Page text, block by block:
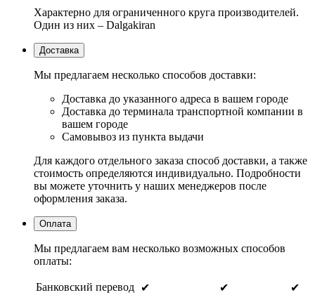
Характерно для ограниченного круга производителей.
Один из них – Dalgakiran
Доставка
Мы предлагаем несколько способов доставки:
Доставка до указанного адреса в вашем городе
Доставка до терминала транспортной компании в
вашем городе
Самовывоз из пункта выдачи
Для каждого отдельного заказа способ доставки, а также
стоимость определяются индивидуально. Подробности
вы можете уточнить у наших менеджеров после
оформления заказа.
Оплата
Мы предлагаем вам несколько возможных способов
оплаты:
Банковский перевод ✔ ✔
✔